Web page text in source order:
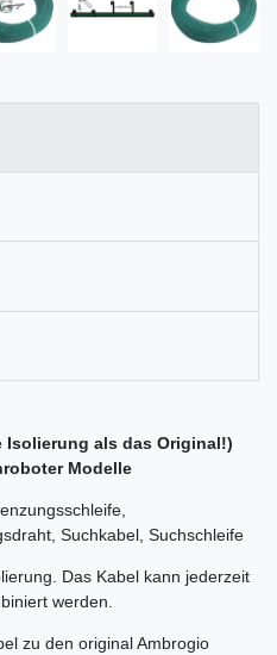
Isolierung als das Original!)
Modelle
Suchkabel, Suchschleife
Das Kabel kann jederzeit
werden.
zu den original Ambrogio